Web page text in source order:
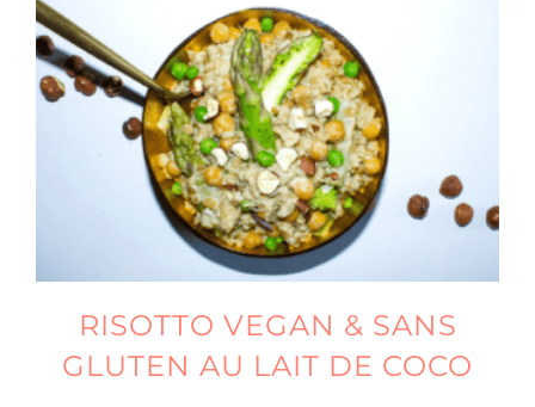
RISOTTO VEGAN & SANS
GLUTEN AU LAIT DE COCO